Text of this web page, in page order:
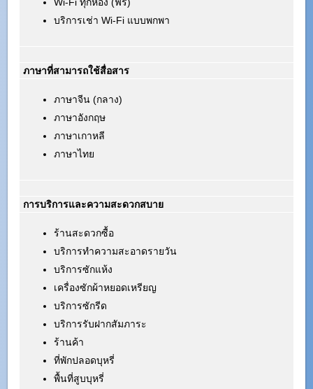
บริการเช่า Wi-Fi แบบพกพา
ภาษาที่สามารถใช้สื่อสาร
ภาษาจีน (กลาง)
ภาษาอังกฤษ
ภาษาเกาหลี
ภาษาไทย
การบริการและความสะดวกสบาย
ร้านสะดวกซื้อ
บริการทำความสะอาดรายวัน
บริการซักแห้ง
เครื่องซักผ้าหยอดเหรียญ
บริการซักรีด
บริการรับฝากสัมภาระ
ร้านค้า
ที่พักปลอดบุหรี่
พื้นที่สูบบุหรี่